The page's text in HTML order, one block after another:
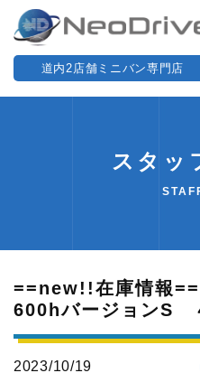
道内2店舗ミニバン専門店
スタッ
==new!!在庫情報
600hバージョンS
2023/10/19